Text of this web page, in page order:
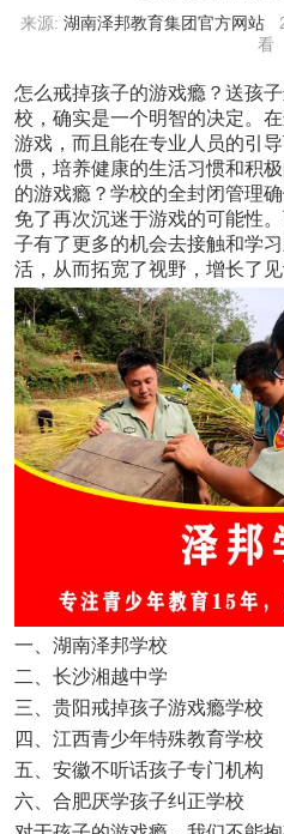
来源: 湖南泽邦教育集团官方网站
看
怎么戒掉孩子的游戏瘾？送孩
校，确实是一个明智的决定。
游戏，而且能在专业人员的引
惯，培养健康的生活习惯和积极
的游戏瘾？学校的全封闭管理
免了再次沉迷于游戏的可能性
子有了更多的机会去接触和学
活，从而拓宽了视野，增长了见
一、湖南泽邦学校
二、长沙湘越中学
三、贵阳戒掉孩子游戏瘾学校
四、江西青少年特殊教育学校
五、安徽不听话孩子专门机构
六、合肥厌学孩子纠正学校